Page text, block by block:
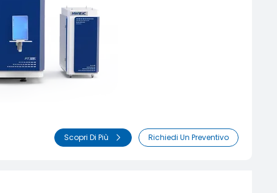
Scopri Di Più Richiedi Un Preventivo